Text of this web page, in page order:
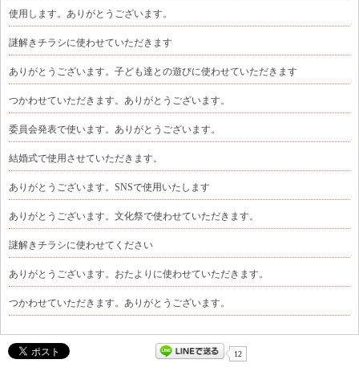
使用します。ありがとうございます。
謎解きチラシに使わせていただきます
ありがとうございます。子ども達との遊びに使わせていただきます
つかわせていただきます。ありがとうございます。
委員会発表で使います。ありがとうございます。
結婚式で使用させていただきます。
ありがとうございます。SNSで使用いたします
ありがとうございます。文化祭で使わせていただきます。
謎解きチラシに使わせてください
ありがとうございます。おたよりに使わせていただきます。
つかわせていただきます。ありがとうございます。
12